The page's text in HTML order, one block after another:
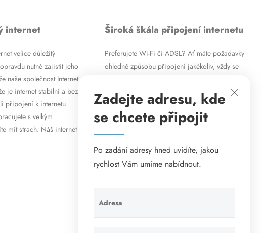
internet
velice důležitý
nutné zajistit jeho
naše společnost Internet
je internet stabilní a bez
připojení k internetu
s velkým
mít strach. Náš internet
Široká škála připojení internetu
Preferujete Wi-Fi či ADSL? Ať máte požadavky
ohledně způsobu připojení jakékoliv, vždy se
vysokorychlostního ADSL internetu nabízíme
rovněž mobilní internet i levné internetové
připojení prostřednictvím Wi-Fi. Způsob
připojení přizpůsobíme vašim specifickým
Zadejte adresu, kde
se chcete připojit
Po zadání adresy hned uvidíte, jakou
rychlost Vám umíme nabídnout.
Adresa
Ponechte
toto pole